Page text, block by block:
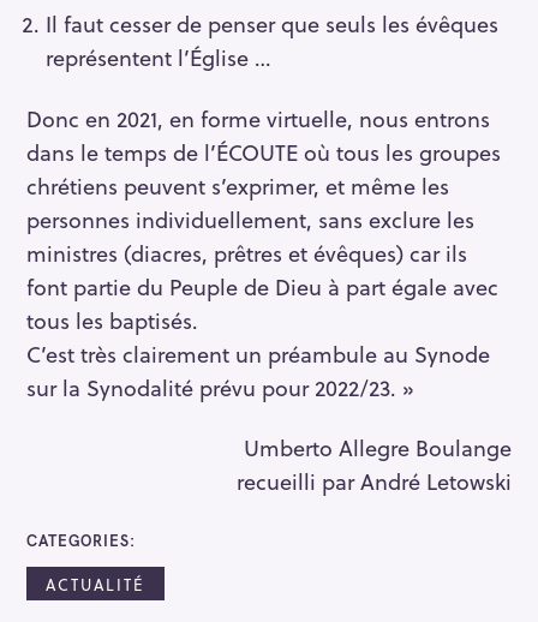
Il faut cesser de penser que seuls les évêques
représentent l’Église …
Donc en 2021, en forme virtuelle, nous entrons
dans le temps de l’ÉCOUTE où tous les groupes
chrétiens peuvent s’exprimer, et même les
personnes individuellement, sans exclure les
ministres (diacres, prêtres et évêques) car ils
font partie du Peuple de Dieu à part égale avec
tous les baptisés.
C’est très clairement un préambule au Synode
sur la Synodalité prévu pour 2022/23. »
Umberto Allegre Boulange
recueilli par André Letowski
CATEGORIES
ACTUALITÉ